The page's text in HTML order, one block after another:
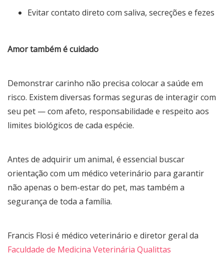
Evitar contato direto com saliva, secreções e fezes
Amor também é cuidado
Demonstrar carinho não precisa colocar a saúde em
risco. Existem diversas formas seguras de interagir com
seu pet — com afeto, responsabilidade e respeito aos
limites biológicos de cada espécie.
Antes de adquirir um animal, é essencial buscar
orientação com um médico veterinário para garantir
não apenas o bem-estar do pet, mas também a
segurança de toda a família.
Francis Flosi é médico veterinário e diretor geral da
Faculdade de Medicina Veterinária Qualittas